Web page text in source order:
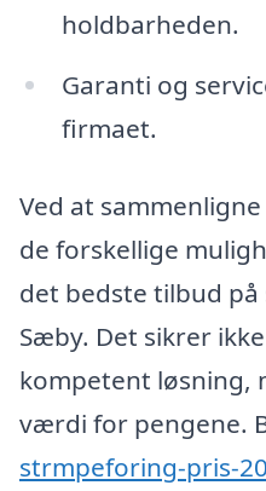
holdbarheden.
Garanti og
firmaet.
Ved at
de forskellige
det bedste tilbud
Sæby. Det sikrer
kompetent løsning,
værdi for pengene.
strmpeforing-pris-